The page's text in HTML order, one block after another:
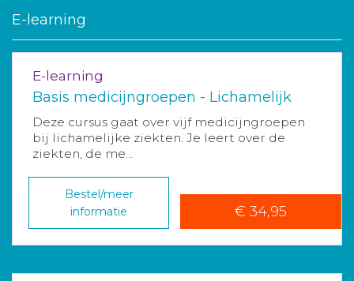
E-learning
E-learning
Basis medicijngroepen - Lichamelijk
Deze cursus gaat over vijf medicijngroepen
bij lichamelijke ziekten. Je leert over de
ziekten, de me...
Bestel/meer
informatie
€ 34,95